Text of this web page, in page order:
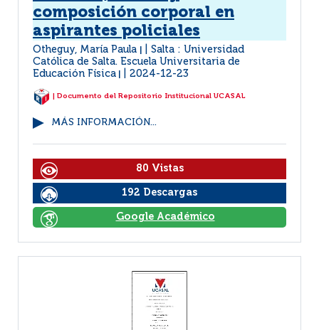
composición corporal en
aspirantes policiales
Otheguy, María Paula
Salta : Universidad
Católica de Salta. Escuela Universitaria de
Educación Física
2024-12-23
| Documento del Repositorio Institucional UCASAL
MÁS INFORMACIÓN...
80 Vistas
192 Descargas
Google Académico